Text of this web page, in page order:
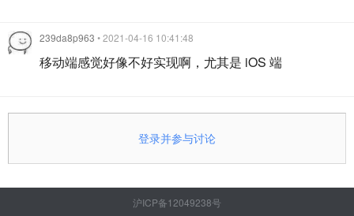
239da8p963 • 2021-04-16 10:41:48
移动端感觉好像不好实现啊，尤其是 iOS 端
登录并参与讨论
沪ICP备12049238号